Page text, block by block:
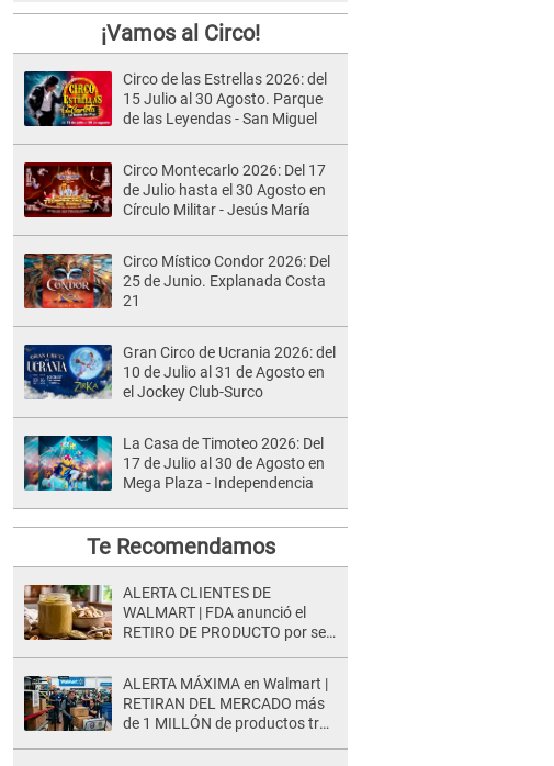
¡Vamos al Circo!
Circo de las Estrellas 2026: del
15 Julio al 30 Agosto. Parque
de las Leyendas - San Miguel
Circo Montecarlo 2026: Del 17
de Julio hasta el 30 Agosto en
Círculo Militar - Jesús María
Circo Místico Condor 2026: Del
25 de Junio. Explanada Costa
21
Gran Circo de Ucrania 2026: del
10 de Julio al 31 de Agosto en
el Jockey Club-Surco
La Casa de Timoteo 2026: Del
17 de Julio al 30 de Agosto en
Mega Plaza - Independencia
Te Recomendamos
ALERTA CLIENTES DE
WALMART | FDA anunció el
RETIRO DE PRODUCTO por ser
consumidores: ¿Cuál es?
ALERTA MÁXIMA en Walmart |
RETIRAN DEL MERCADO más
de 1 MILLÓN de productos tras